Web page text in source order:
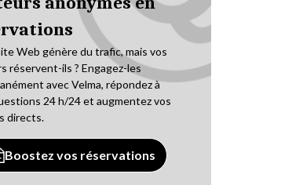
Web génère du trafic, mais vos
réservent-ils ? Engagez-les
avec Velma, répondez à
24 h/24 et augmentez vos
directs.
Boostez vos réservations